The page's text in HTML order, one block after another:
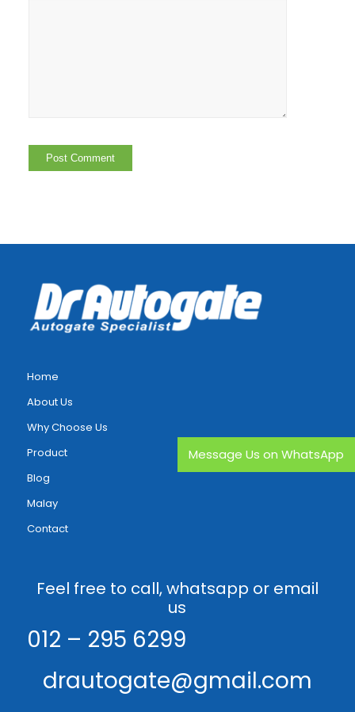
Home
About Us
Why Choose Us
Product
Blog
Malay
Contact
Feel free to call, whatsapp or email
us
012 – 295 6299
drautogate@gmail.com
Message Us on WhatsApp